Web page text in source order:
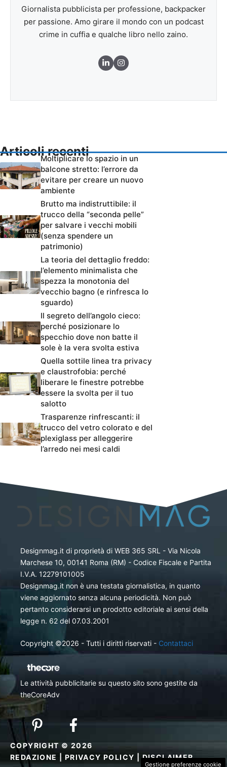
Giornalista pubblicista per professione, backpacker
per passione. Amo girare il mondo con un podcast
crime in cuffia e qualche libro nello zaino.
Articoli recenti
Moltiplicare lo spazio in un
balcone stretto: l’errore da
evitare per creare un nuovo
ambiente
Brutto ma indistruttibile: il
trucco della “seconda pelle”
per salvare i vecchi mobili
(senza spendere un
patrimonio)
La teoria del dettaglio freddo:
l’elemento minimalista che
spezza la monotonia del
vecchio bagno (e rinfresca lo
sguardo)
Il segreto dell’angolo cieco:
perché posizionare lo
specchio dove non batte il
sole è la vera svolta estiva
Quella sottile linea tra privacy
e claustrofobia: perché
liberare le finestre potrebbe
essere la svolta per il tuo
salotto
Trasparenze rinfrescanti: il
trucco del vetro colorato e del
plexiglass per alleggerire
l’arredo nei mesi caldi
Designmag.it di proprietà di WEB 365 SRL - Via Nicola
Marchese 10, 00141 Roma (RM) - Codice Fiscale e Partita
I.V.A. 12279101005
Designmag.it non è una testata giornalistica, in quanto
viene aggiornato senza alcuna periodicità. Non può
pertanto considerarsi un prodotto editoriale ai sensi della
legge n. 62 del 07.03.2001
Copyright ©2026 - Tutti i diritti riservati - Contattaci
Le attività pubblicitarie su questo sito sono gestite da
theCoreAdv
COPYRIGHT © 2026
REDAZIONE
PRIVACY POLICY |DISCLAIMER
Gestione preferenze cookie